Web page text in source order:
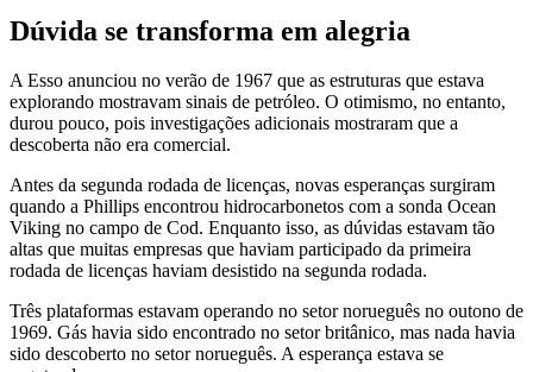
Dúvida se transforma em alegria
A Esso anunciou no verão de 1967 que as estruturas que estava
explorando mostravam sinais de petróleo. O otimismo, no entanto,
durou pouco, pois investigações adicionais mostraram que a
descoberta não era comercial.
Antes da segunda rodada de licenças, novas esperanças surgiram
quando a Phillips encontrou hidrocarbonetos com a sonda Ocean
Viking no campo de Cod. Enquanto isso, as dúvidas estavam tão
altas que muitas empresas que haviam participado da primeira
rodada de licenças haviam desistido na segunda rodada.
Três plataformas estavam operando no setor norueguês no outono de
1969. Gás havia sido encontrado no setor britânico, mas nada havia
sido descoberto no setor norueguês. A esperança estava se